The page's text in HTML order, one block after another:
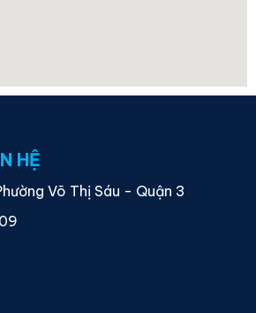
HỆ
Võ Thị Sáu - Quận 3